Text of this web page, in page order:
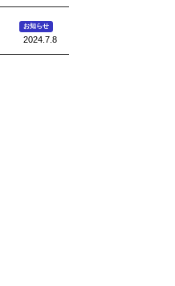
お知らせ
2024.7.8